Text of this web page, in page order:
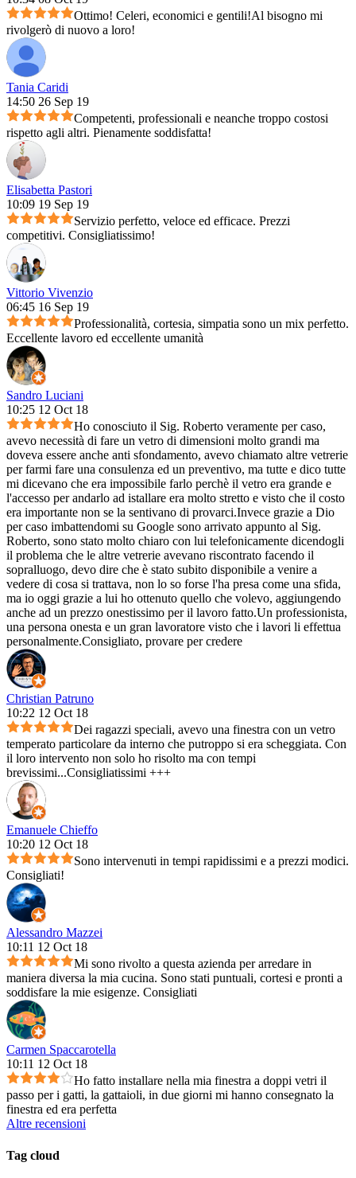
Ottimo! Celeri, economici e gentili!Al bisogno mi
rivolgerò di nuovo a loro!
Tania Caridi
14:50 26 Sep 19
Competenti, professionali e neanche troppo costosi
rispetto agli altri. Pienamente soddisfatta!
Elisabetta Pastori
10:09 19 Sep 19
Servizio perfetto, veloce ed efficace. Prezzi
competitivi. Consigliatissimo!
Vittorio Vivenzio
06:45 16 Sep 19
Professionalità, cortesia, simpatia sono un mix perfetto.
Eccellente lavoro ed eccellente umanità
Sandro Luciani
10:25 12 Oct 18
Ho conosciuto il Sig. Roberto veramente per caso,
avevo necessità di fare un vetro di dimensioni molto grandi ma
doveva essere anche anti sfondamento, avevo chiamato altre vetrerie
per farmi fare una consulenza ed un preventivo, ma tutte e dico tutte
mi dicevano che era impossibile farlo perchè il vetro era grande e
l'accesso per andarlo ad istallare era molto stretto e visto che il costo
era importante non se la sentivano di provarci.Invece grazie a Dio
per caso imbattendomi su Google sono arrivato appunto al Sig.
Roberto, sono stato molto chiaro con lui telefonicamente dicendogli
il problema che le altre vetrerie avevano riscontrato facendo il
sopralluogo, devo dire che è stato subito disponibile a venire a
vedere di cosa si trattava, non lo so forse l'ha presa come una sfida,
ma io oggi grazie a lui ho ottenuto quello che volevo, aggiungendo
anche ad un prezzo onestissimo per il lavoro fatto.Un professionista,
una persona onesta e un gran lavoratore visto che i lavori li effettua
personalmente.Consigliato, provare per credere
Christian Patruno
10:22 12 Oct 18
Dei ragazzi speciali, avevo una finestra con un vetro
temperato particolare da interno che putroppo si era scheggiata. Con
il loro intervento non solo ho risolto ma con tempi
brevissimi...Consigliatissimi +++
Emanuele Chieffo
10:20 12 Oct 18
Sono intervenuti in tempi rapidissimi e a prezzi modici.
Consigliati!
Alessandro Mazzei
10:11 12 Oct 18
Mi sono rivolto a questa azienda per arredare in
maniera diversa la mia cucina. Sono stati puntuali, cortesi e pronti a
soddisfare la mie esigenze. Consigliati
Carmen Spaccarotella
10:11 12 Oct 18
Ho fatto installare nella mia finestra a doppi vetri il
passo per i gatti, la gattaioli, in due giorni mi hanno consegnato la
finestra ed era perfetta
Altre recensioni
Tag cloud